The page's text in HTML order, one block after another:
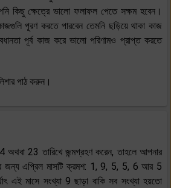
কিছু ক্ষেত্রে ভালো ফলাফল পেতে সক্ষম হবেন।
পূরণ করতে পারবেন তেমনি ছড়িয়ে থাকা কাজ
পূর্ব কাজ করে ভালো পরিণামও প্রাপ্ত করতে
পাঠ করুন।
23 তারিখে জন্মগ্রহণ করেন, তাহলে আপনার
জন্য এপ্রিল মাসটি ক্রমশ: 1, 9, 5, 5, 6 আর 5
এই মাসে সংখ্যা 9 ছাড়া বাকি সব সংখ্যা হয়তো